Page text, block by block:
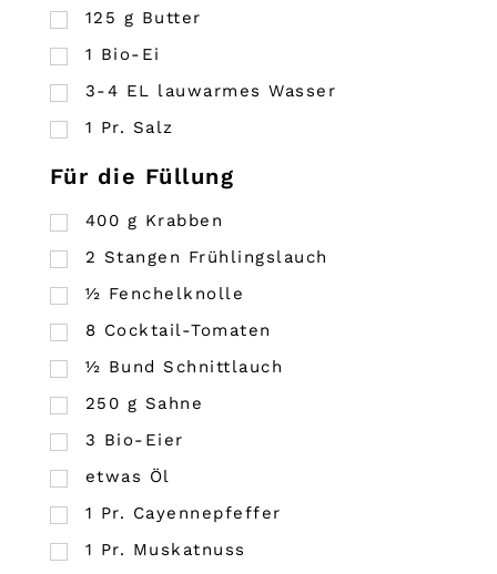
125 g Butter
1 Bio-Ei
3-4 EL lauwarmes Wasser
1 Pr. Salz
Für die Füllung
400 g Krabben
2 Stangen Frühlingslauch
½ Fenchelknolle
8 Cocktail-Tomaten
½ Bund Schnittlauch
250 g Sahne
3 Bio-Eier
etwas Öl
1 Pr. Cayennepfeffer
1 Pr. Muskatnuss